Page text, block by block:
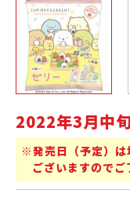
2022年3月中
※発売日（予定）は
ございますのでご